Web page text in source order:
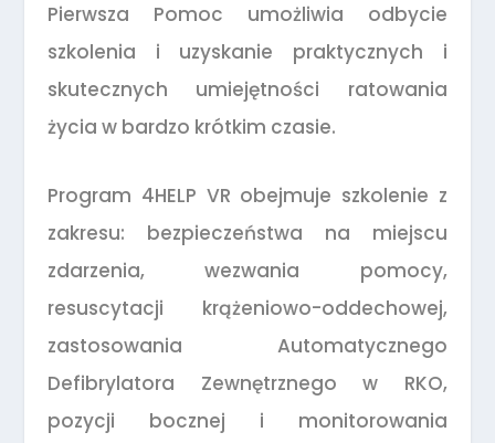
Pierwsza Pomoc umożliwia odbycie
szkolenia i uzyskanie praktycznych i
skutecznych umiejętności ratowania
życia w bardzo krótkim czasie.
Program 4HELP VR obejmuje szkolenie z
zakresu: bezpieczeństwa na miejscu
zdarzenia, wezwania pomocy,
resuscytacji krążeniowo-oddechowej,
zastosowania Automatycznego
Defibrylatora Zewnętrznego w RKO,
pozycji bocznej i monitorowania